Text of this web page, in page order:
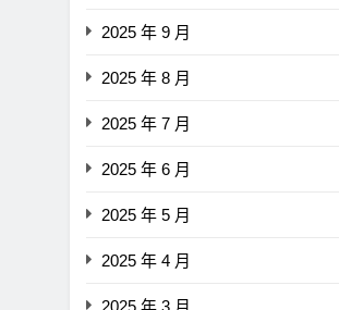
2025 年 9 月
2025 年 8 月
2025 年 7 月
2025 年 6 月
2025 年 5 月
2025 年 4 月
2025 年 3 月